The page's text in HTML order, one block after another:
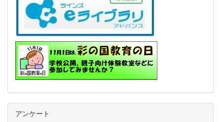
アンケート